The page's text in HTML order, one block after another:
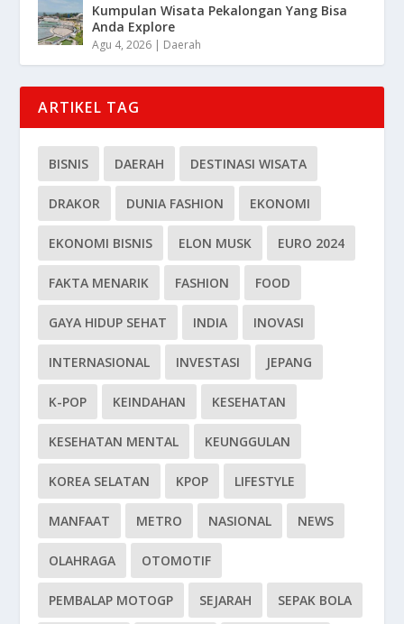
Kumpulan Wisata Pekalongan Yang Bisa
Anda Explore
Agu 4, 2026 | Daerah
ARTIKEL TAG
BISNIS DAERAH DESTINASI WISATA
DRAKOR DUNIA FASHION EKONOMI
EKONOMI BISNIS ELON MUSK EURO 2024
FAKTA MENARIK FASHION FOOD
GAYA HIDUP SEHAT INDIA INOVASI
INTERNASIONAL INVESTASI JEPANG
K-POP KEINDAHAN KESEHATAN
KESEHATAN MENTAL KEUNGGULAN
KOREA SELATAN KPOP LIFESTYLE
MANFAAT METRO NASIONAL NEWS
OLAHRAGA OTOMOTIF
PEMBALAP MOTOGP SEJARAH SEPAK BOLA